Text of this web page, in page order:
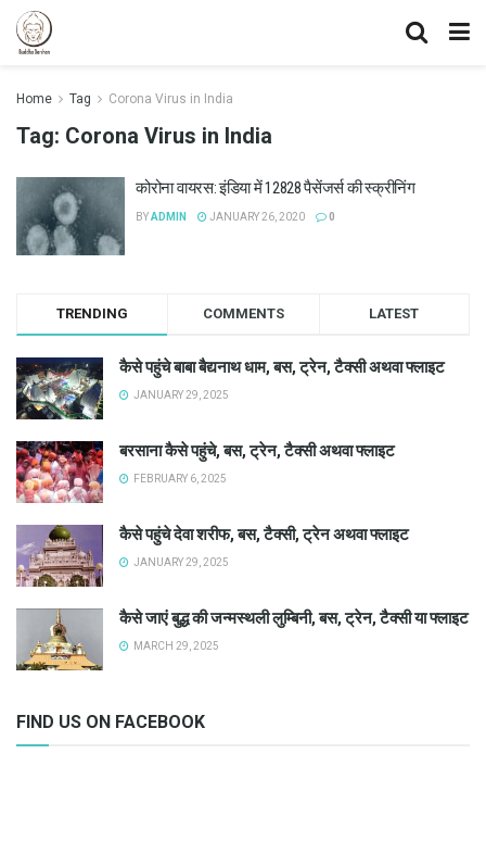
Home Tag Corona Virus in India
Tag: Corona Virus in India
कोरोना वायरस: इंडिया में 12828 पैसेंजर्स की स्क्रीनिंग
BYADMIN JANUARY 26, 2020 0
TRENDING COMMENTS LATEST
कैसे पहुंचे बाबा बैद्यनाथ धाम, बस, ट्रेन, टैक्सी अथवा फ्लाइट
JANUARY 29, 2025
बरसाना कैसे पहुंचे, बस, ट्रेन, टैक्सी अथवा फ्लाइट
FEBRUARY 6, 2025
कैसे पहुंचे देवा शरीफ, बस, टैक्सी, ट्रेन अथवा फ्लाइट
JANUARY 29, 2025
कैसे जाएं बुद्ध की जन्मस्थली लुम्बिनी, बस, ट्रेन, टैक्सी या फ्लाइट
MARCH 29, 2025
FIND US ON FACEBOOK